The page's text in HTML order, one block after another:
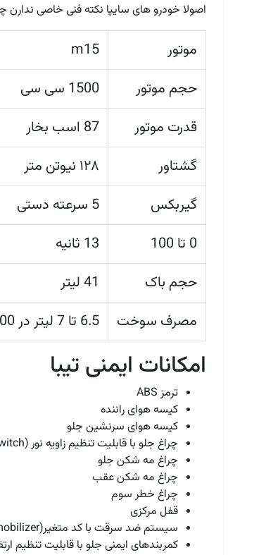
اصولا خودرو های سایپا نکته فنی خاصی
موتور
m15
حجم موتور
1500 سی سی
قدرت موتور
87 اسب بخار
گشتاور
۱۲۸ نیوتن متر
گیربکس
5 سرعته دستی
0 تا 100
13 ثانیه
حجم باک
41 لیتر
مصرف سوخت
6.5 تا 7 لیتر در 100 کیلومتر
امکانات ایمنی تیبا
ترمز ABS
کیسه هوای راننده
کیسه هوای سرنشین جلو
چراغ جلو با قابلیت تنظیم زاویه نور (Levelling Switch)
چراغ مه شکن جلو
چراغ مه شکن عقب
چراغ خطر سوم
قفل مرکزی
سیستم ضد سرقت با کد متغیر(Immobilizer)
کمربندهای ایمنی جلو با قابلیت تنظیم